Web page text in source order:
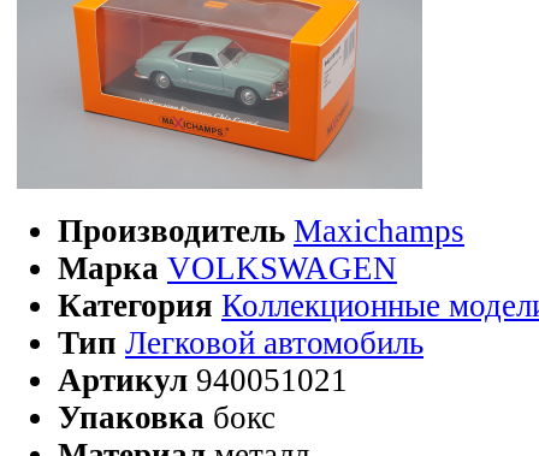
Производитель Maxichamps
Марка VOLKSWAGEN
Категория Коллекционные
Тип Легковой автомобиль
Артикул 940051021
Упаковка бокс